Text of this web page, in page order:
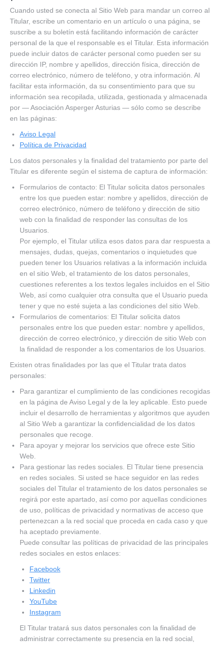
Cuando usted se conecta al Sitio Web para mandar un correo al
Titular, escribe un comentario en un artículo o una página, se
suscribe a su boletín está facilitando información de carácter
personal de la que el responsable es el Titular. Esta información
puede incluir datos de carácter personal como pueden ser su
dirección IP, nombre y apellidos, dirección física, dirección de
correo electrónico, número de teléfono, y otra información. Al
facilitar esta información, da su consentimiento para que su
información sea recopilada, utilizada, gestionada y almacenada
por — Asociación Asperger Asturias — sólo como se describe
en las páginas:
Aviso Legal
Política de Privacidad
Los datos personales y la finalidad del tratamiento por parte del
Titular es diferente según el sistema de captura de información:
Formularios de contacto: El Titular solicita datos personales
entre los que pueden estar: nombre y apellidos, dirección de
correo electrónico, número de teléfono y dirección de sitio
web con la finalidad de responder las consultas de los
Usuarios.
Por ejemplo, el Titular utiliza esos datos para dar respuesta a
mensajes, dudas, quejas, comentarios o inquietudes que
pueden tener los Usuarios relativas a la información incluida
en el sitio Web, el tratamiento de los datos personales,
cuestiones referentes a los textos legales incluidos en el Sitio
Web, así como cualquier otra consulta que el Usuario pueda
tener y que no esté sujeta a las condiciones del sitio Web.
Formularios de comentarios: El Titular solicita datos
personales entre los que pueden estar: nombre y apellidos,
dirección de correo electrónico, y dirección de sitio Web con
la finalidad de responder a los comentarios de los Usuarios.
Existen otras finalidades por las que el Titular trata datos
personales:
Para garantizar el cumplimiento de las condiciones recogidas
en la página de Aviso Legal y de la ley aplicable. Esto puede
incluir el desarrollo de herramientas y algoritmos que ayuden
al Sitio Web a garantizar la confidencialidad de los datos
personales que recoge.
Para apoyar y mejorar los servicios que ofrece este Sitio
Web.
Para gestionar las redes sociales. El Titular tiene presencia
en redes sociales. Si usted se hace seguidor en las redes
sociales del Titular el tratamiento de los datos personales se
regirá por este apartado, así como por aquellas condiciones
de uso, políticas de privacidad y normativas de acceso que
pertenezcan a la red social que proceda en cada caso y que
ha aceptado previamente.
Puede consultar las políticas de privacidad de las principales
redes sociales en estos enlaces:
Facebook
Twitter
Linkedin
YouTube
Instagram
El Titular tratará sus datos personales con la finalidad de
administrar correctamente su presencia en la red social,